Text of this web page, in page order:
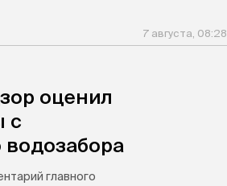
7 августа, 08:28
оценил
с
главного